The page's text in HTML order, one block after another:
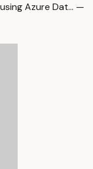
Azure Dat… —